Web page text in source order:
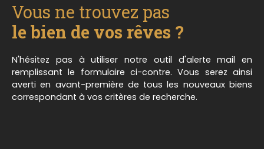
Vous ne trouvez pas
le bien de vos rêves ?
N'hésitez pas à utiliser notre outil d'alerte mail en
remplissant le formulaire ci-contre. Vous serez ainsi
averti en avant-première de tous les nouveaux biens
correspondant à vos critères de recherche.